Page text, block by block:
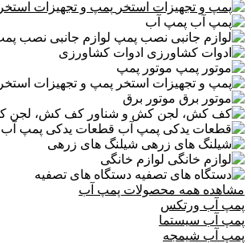
پمپ و تجهیزات استخر
پمپ آب
لوازم جانبی نصب
ادوات کشاورزی
موتور پمپ
پمپ و تجهیزات استخر
موتور برق
کف کش، لجن
قطعات یدکی پمپ آب
شیلنگ های زرهی
لوازم خانگی
دستگاه های تصفیه
مشاهده همه محصولات پمپ آب
پمپ آب ورتکس
پمپ آب سیستما
پمپ آب شیمجه